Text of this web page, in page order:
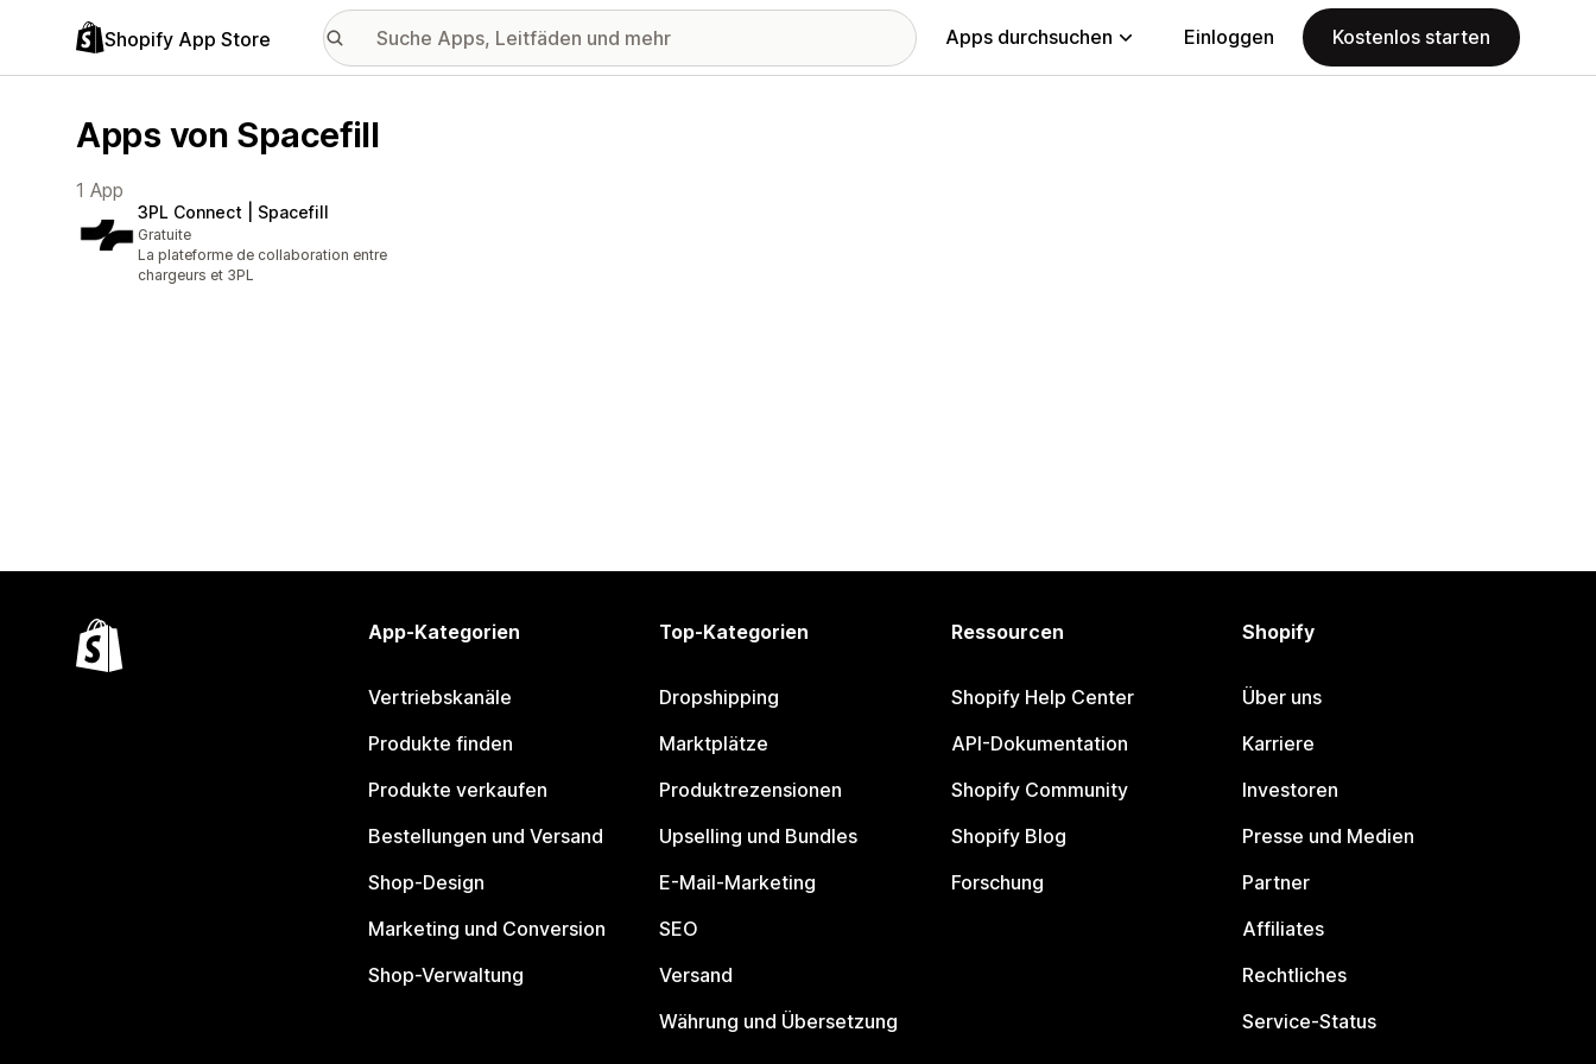
Shopify App Store Apps durchsuchen Einloggen Kostenlos starten
Apps von Spacefill
1 App
3PL Connect | Spacefill
Gratuite
La plateforme de collaboration entre
chargeurs et 3PL
App-Kategorien
Vertriebskanäle
Produkte finden
Produkte verkaufen
Bestellungen und Versand
Shop-Design
Marketing und Conversion
Shop-Verwaltung
Top-Kategorien
Dropshipping
Marktplätze
Produktrezensionen
Upselling und Bundles
E-Mail-Marketing
SEO
Versand
Währung und Übersetzung
Ressourcen
Shopify Help Center
API-Dokumentation
Shopify Community
Shopify Blog
Forschung
Shopify
Über uns
Karriere
Investoren
Presse und Medien
Partner
Affiliates
Rechtliches
Service-Status